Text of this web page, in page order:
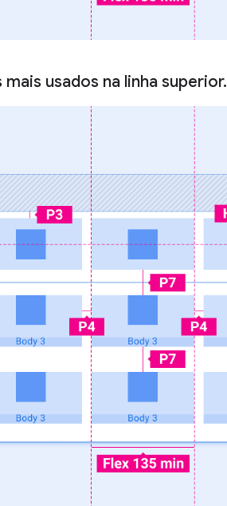
usados ​​na linha superior.